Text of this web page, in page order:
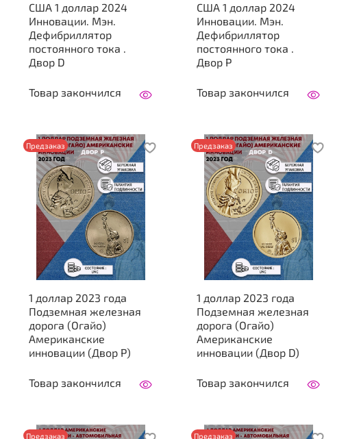
США 1 доллар 2024
Инновации. Мэн.
Дефибриллятор
постоянного тока .
Двор D
Товар закончился
США 1 доллар 2024
Инновации. Мэн.
Дефибриллятор
постоянного тока .
Двор P
Товар закончился
Предзаказ
1 доллар 2023 года
Подземная железная
дорога (Огайо)
Американские
инновации (Двор Р)
Товар закончился
Предзаказ
1 доллар 2023 года
Подземная железная
дорога (Огайо)
Американские
инновации (Двор D)
Товар закончился
Предзаказ Предзаказ